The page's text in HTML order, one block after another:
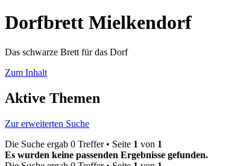
Dorfbrett Mielkendorf
Das schwarze Brett für das Dorf
Zum Inhalt
Aktive Themen
Zur erweiterten Suche
Die Suche ergab 0 Treffer • Seite 1 von 1
Es wurden keine passenden Ergebnisse gefunden.